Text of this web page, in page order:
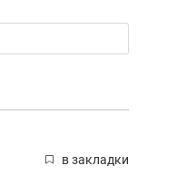
в закладки